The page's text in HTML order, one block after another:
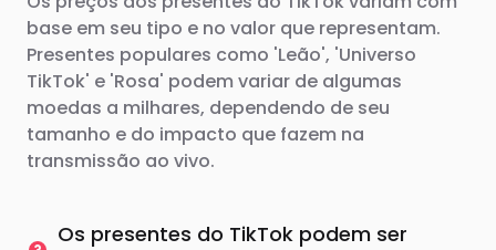
base em seu tipo e no valor que representam.
Presentes populares como 'Leão', 'Universo
TikTok' e 'Rosa' podem variar de algumas
moedas a milhares, dependendo de seu
tamanho e do impacto que fazem na
transmissão ao vivo.
Os presentes do TikTok podem ser